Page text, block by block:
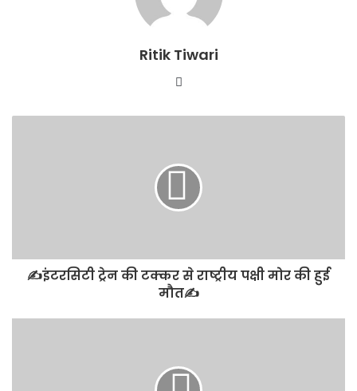
Ritik Tiwari
Website
✍️इंटरसिटी ट्रेन की टक्कर से राष्ट्रीय पक्षी मोर की हुई
मौत✍️